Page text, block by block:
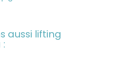
aussi lifting